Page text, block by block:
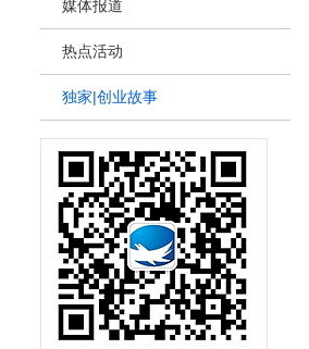
媒体报道
热点活动
独家|创业故事